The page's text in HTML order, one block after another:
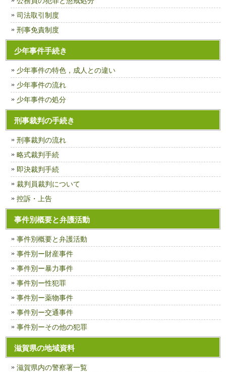
司法取引制度
刑事免責制度
少年事件手続き
少年事件の特色，成人との違い
少年事件の流れ
少年事件の処分
刑事裁判の手続き
刑事裁判の流れ
略式裁判手続
即決裁判手続
裁判員裁判について
控訴・上告
事件別概要と弁護活動
事件別概要と弁護活動
事件別ー財産事件
事件別ー暴力事件
事件別ー性犯罪
事件別ー薬物事件
事件別ー交通事件
事件別ーその他の犯罪
滋賀県の地域資料
滋賀県内の警察署一覧